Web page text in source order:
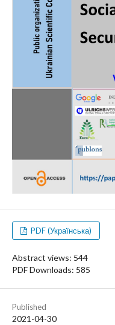
PDF (Українська)
Abstract views: 544
PDF Downloads: 585
Published
2021-04-30